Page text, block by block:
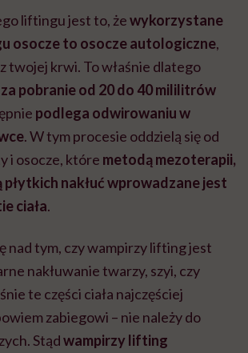
liftingu jest to, żewykorzystane
osocze to osocze autologiczne,
twojej krwi. To właśnie dlatego
pobranie od 20 do 40 mililitrów
podlega odwirowaniu w
. W tym procesie oddzielą się od
i osocze, które metodą mezoterapii,
płytkich nakłuć wprowadzane jest
ciała.
nad tym, czy wampirzy lifting jest
nakłuwanie twarzy, szyi, czy
te części ciała najczęściej
zabiegowi – nie należy do
Stądwampirzy lifting